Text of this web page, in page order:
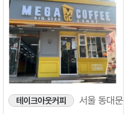
테이크아웃커피 서울 동대문구